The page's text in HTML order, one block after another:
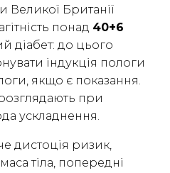
Великої Британії
понад 40+6
діабет: до цього
індукція пологи
якщо є показання.
при
ускладнення.
дистоція ризик,
тіла, попередні